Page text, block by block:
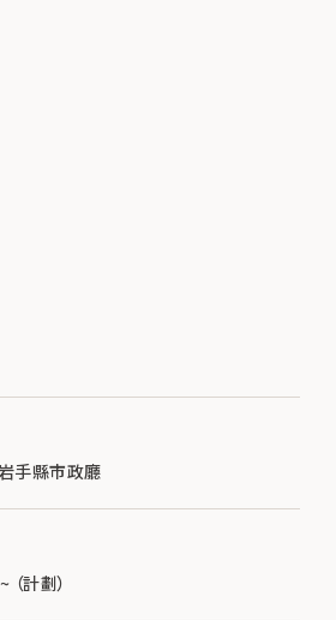
手縣市政廳
計劃）